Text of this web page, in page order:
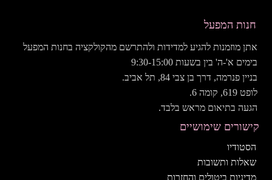
חנות המפעל
אתן מוזמנות להגיע למדידות ולהתרשם מהקולקציה בחנות המפעל
בימים א'-ה' בין בשעות 9:30-15:00
בניין פנרמה, דרך בן צבי 84, תל אביב.
לופט 619, קומה 6.
הגעה בתיאום מראש בלבד.
קישורים שימושיים
הסטודיו
שאלות ותשובות
מדיניות ביטולים והחזרות